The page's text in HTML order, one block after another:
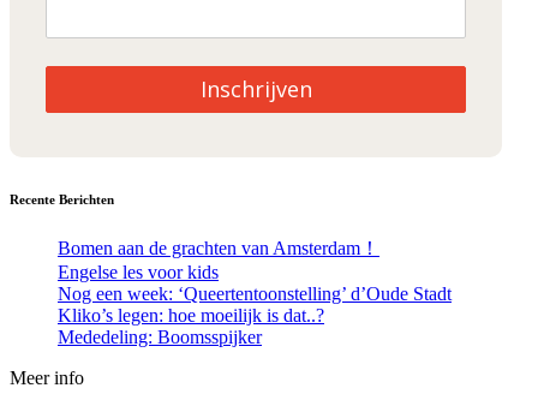
Inschrijven
Recente Berichten
Bomen aan de grachten van Amsterdam！
Engelse les voor kids
Nog een week: ‘Queertentoonstelling’ d’Oude Stadt
Kliko’s legen: hoe moeilijk is dat..?
Mededeling: Boomsspijker
Meer info